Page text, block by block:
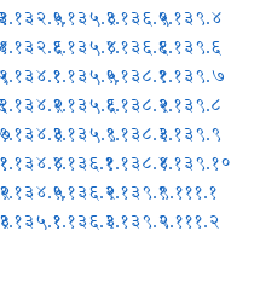
१.१३२.५
१.१३२.६
१.१३४.१
१.१३४.२
१.१३४.३
१.१३४.४
१.१३४.५
१.१३५.१
१.१३५.३
१.१३५.४
१.१३५.५
१.१३५.६
१.१३५.९
१.१३६.१
१.१३६.२
१.१३६.३
१.१३६.५
१.१३६.६
१.१३८.१
१.१३८.२
१.१३८.३
१.१३८.४
१.१३९.१
१.१३९.२
१.१३९.४
१.१३९.६
१.१३९.७
१.१३९.८
१.१३९.९
१.१३९.१०
९.१११.१
९.१११.२